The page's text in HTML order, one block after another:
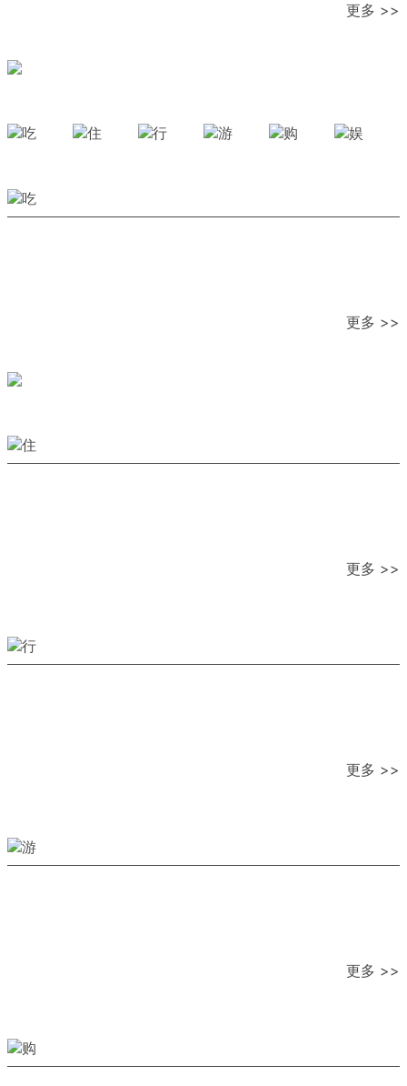
更多 >>
更多 >>
更多 >>
更多 >>
更多 >>